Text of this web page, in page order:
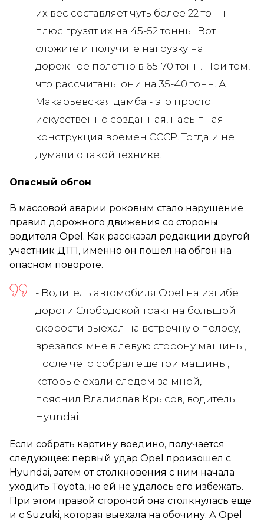
их вес составляет чуть более 22 тонн
плюс грузят их на 45-52 тонны. Вот
сложите и получите нагрузку на
дорожное полотно в 65-70 тонн. При том,
что рассчитаны они на 35-40 тонн. А
Макарьевская дамба - это просто
искусственно созданная, насыпная
конструкция времен СССР. Тогда и не
думали о такой технике.
Опасный обгон
В массовой аварии роковым стало нарушение
правил дорожного движения со стороны
водителя Opel. Как рассказал редакции другой
участник ДТП, именно он пошел на обгон на
опасном повороте.
- Водитель автомобиля Opel на изгибе
дороги Слободской тракт на большой
скорости выехал на встречную полосу,
врезался мне в левую сторону машины,
после чего собрал еще три машины,
которые ехали следом за мной, -
пояснил Владислав Крысов, водитель
Hyundai.
Если собрать картину воедино, получается
следующее: первый удар Opel произошел с
Hyundai, затем от столкновения с ним начала
уходить Toyota, но ей не удалось его избежать.
При этом правой стороной она столкнулась еще
и с Suzuki, которая выехала на обочину. А Opel